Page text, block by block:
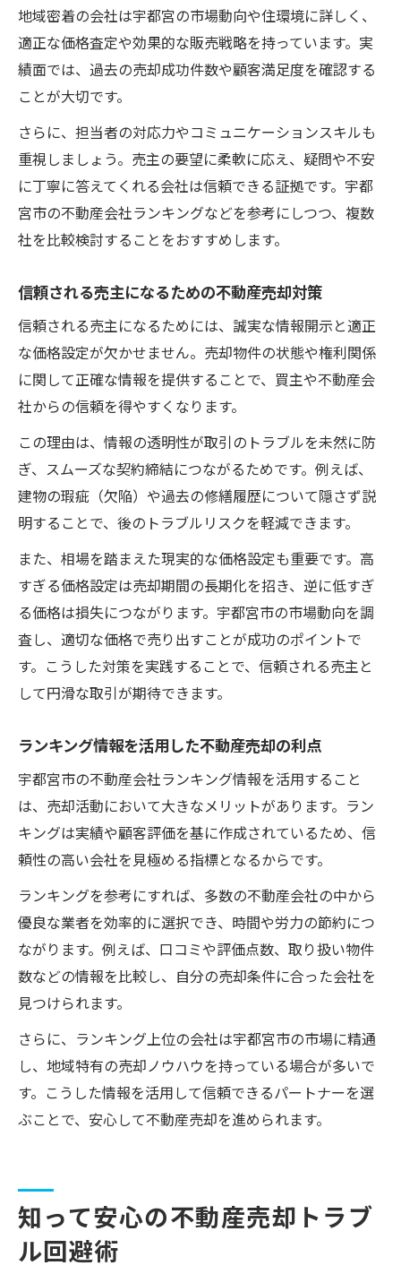
地域密着の会社は宇都宮の市場動向や住環境に詳しく、
適正な価格査定や効果的な販売戦略を持っています。実
績面では、過去の売却成功件数や顧客満足度を確認する
ことが大切です。
さらに、担当者の対応力やコミュニケーションスキルも
重視しましょう。売主の要望に柔軟に応え、疑問や不安
に丁寧に答えてくれる会社は信頼できる証拠です。宇都
宮市の不動産会社ランキングなどを参考にしつつ、複数
社を比較検討することをおすすめします。
信頼される売主になるための不動産売却対策
信頼される売主になるためには、誠実な情報開示と適正
な価格設定が欠かせません。売却物件の状態や権利関係
に関して正確な情報を提供することで、買主や不動産会
社からの信頼を得やすくなります。
この理由は、情報の透明性が取引のトラブルを未然に防
ぎ、スムーズな契約締結につながるためです。例えば、
建物の瑕疵（欠陥）や過去の修繕履歴について隠さず説
明することで、後のトラブルリスクを軽減できます。
また、相場を踏まえた現実的な価格設定も重要です。高
すぎる価格設定は売却期間の長期化を招き、逆に低すぎ
る価格は損失につながります。宇都宮市の市場動向を調
査し、適切な価格で売り出すことが成功のポイントで
す。こうした対策を実践することで、信頼される売主と
して円滑な取引が期待できます。
ランキング情報を活用した不動産売却の利点
宇都宮市の不動産会社ランキング情報を活用すること
は、売却活動において大きなメリットがあります。ラン
キングは実績や顧客評価を基に作成されているため、信
頼性の高い会社を見極める指標となるからです。
ランキングを参考にすれば、多数の不動産会社の中から
優良な業者を効率的に選択でき、時間や労力の節約につ
ながります。例えば、口コミや評価点数、取り扱い物件
数などの情報を比較し、自分の売却条件に合った会社を
見つけられます。
さらに、ランキング上位の会社は宇都宮市の市場に精通
し、地域特有の売却ノウハウを持っている場合が多いで
す。こうした情報を活用して信頼できるパートナーを選
ぶことで、安心して不動産売却を進められます。
知って安心の不動産売却トラブ
ル回避術